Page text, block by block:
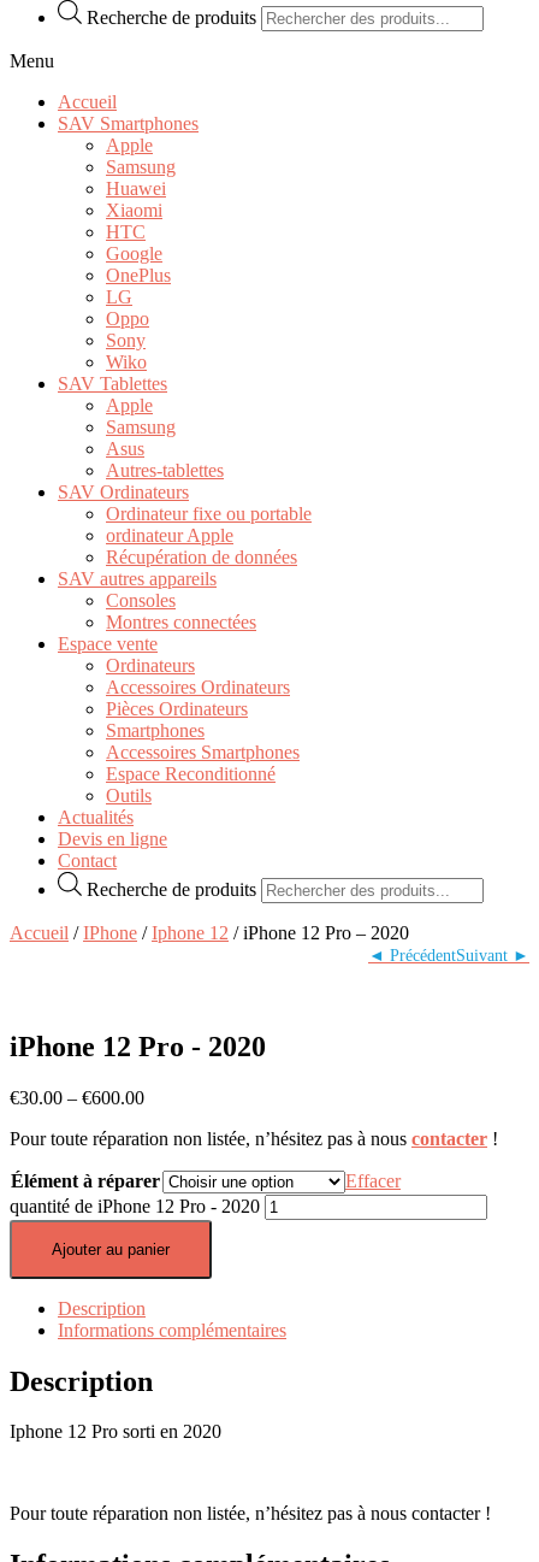
Recherche de produits
Menu
Accueil
SAV Smartphones
Apple
Samsung
Huawei
Xiaomi
HTC
Google
OnePlus
LG
Oppo
Sony
Wiko
SAV Tablettes
Apple
Samsung
Asus
Autres-tablettes
SAV Ordinateurs
Ordinateur fixe ou portable
ordinateur Apple
Récupération de données
SAV autres appareils
Consoles
Montres connectées
Espace vente
Ordinateurs
Accessoires Ordinateurs
Pièces Ordinateurs
Smartphones
Accessoires Smartphones
Espace Reconditionné
Outils
Actualités
Devis en ligne
Contact
Recherche de produits
Accueil /IPhone /Iphone 12 / iPhone 12 Pro – 2020
iPhone 12 Pro - 2020
€30.00 – €600.00
Pour toute réparation non listée, n’hésitez pas à nous contacter !
Élément à réparer
Effacer
quantité de iPhone 12 Pro - 2020
Ajouter au panier
Description
Informations complémentaires
Description
Iphone 12 Pro sorti en 2020
Pour toute réparation non listée, n’hésitez pas à nous contacter !